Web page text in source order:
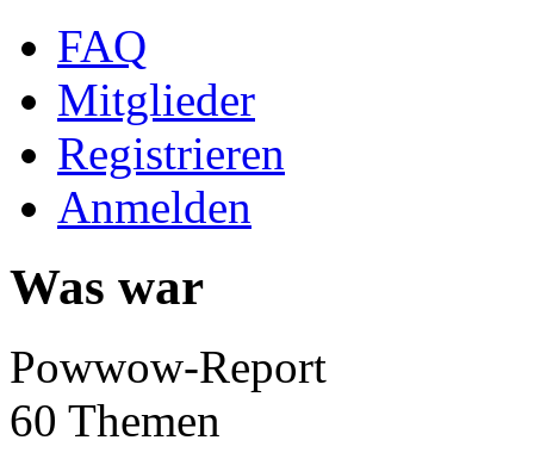
FAQ
Mitglieder
Registrieren
Anmelden
Was war
Powwow-Report
60 Themen